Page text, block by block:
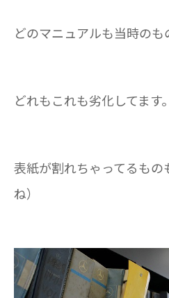
どのマニュアルも当時の
どれもこれも劣化してます。
表紙が割れちゃってるも
ね）